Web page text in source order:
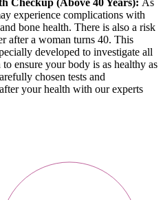
Checkup (Above 40 Years): As
experience complications with
bone health. There is also a risk
after a woman turns 40. This
developed to investigate all
ensure your body is as healthy as
chosen tests and
your health with our experts